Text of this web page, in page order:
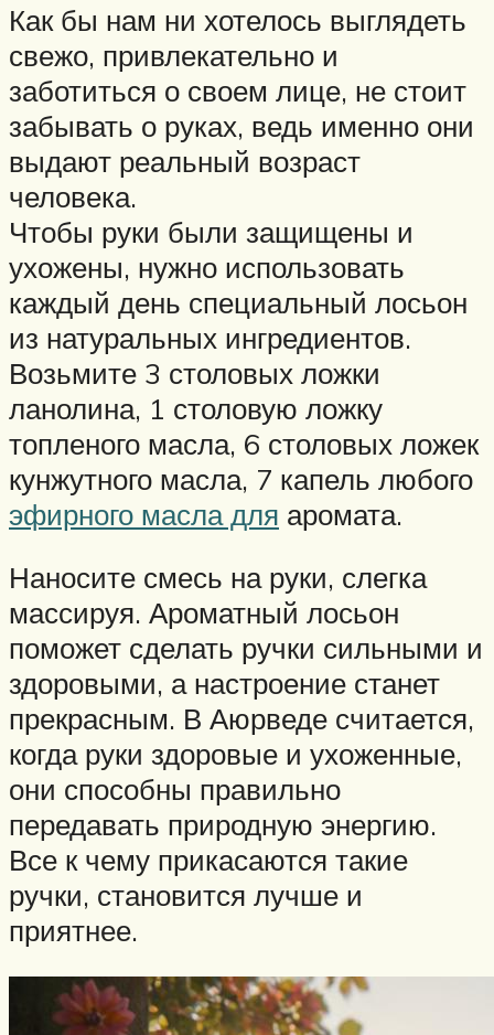
Как бы нам ни хотелось выглядеть
свежо, привлекательно и
заботиться о своем лице, не стоит
забывать о руках, ведь именно они
выдают реальный возраст
человека.
Чтобы руки были защищены и
ухожены, нужно использовать
каждый день специальный лосьон
из натуральных ингредиентов.
Возьмите 3 столовых ложки
ланолина, 1 столовую ложку
топленого масла, 6 столовых ложек
кунжутного масла, 7 капель любого
эфирного масла для аромата.
Наносите смесь на руки, слегка
массируя. Ароматный лосьон
поможет сделать ручки сильными и
здоровыми, а настроение станет
прекрасным. В Аюрведе считается,
когда руки здоровые и ухоженные,
они способны правильно
передавать природную энергию.
Все к чему прикасаются такие
ручки, становится лучше и
приятнее.